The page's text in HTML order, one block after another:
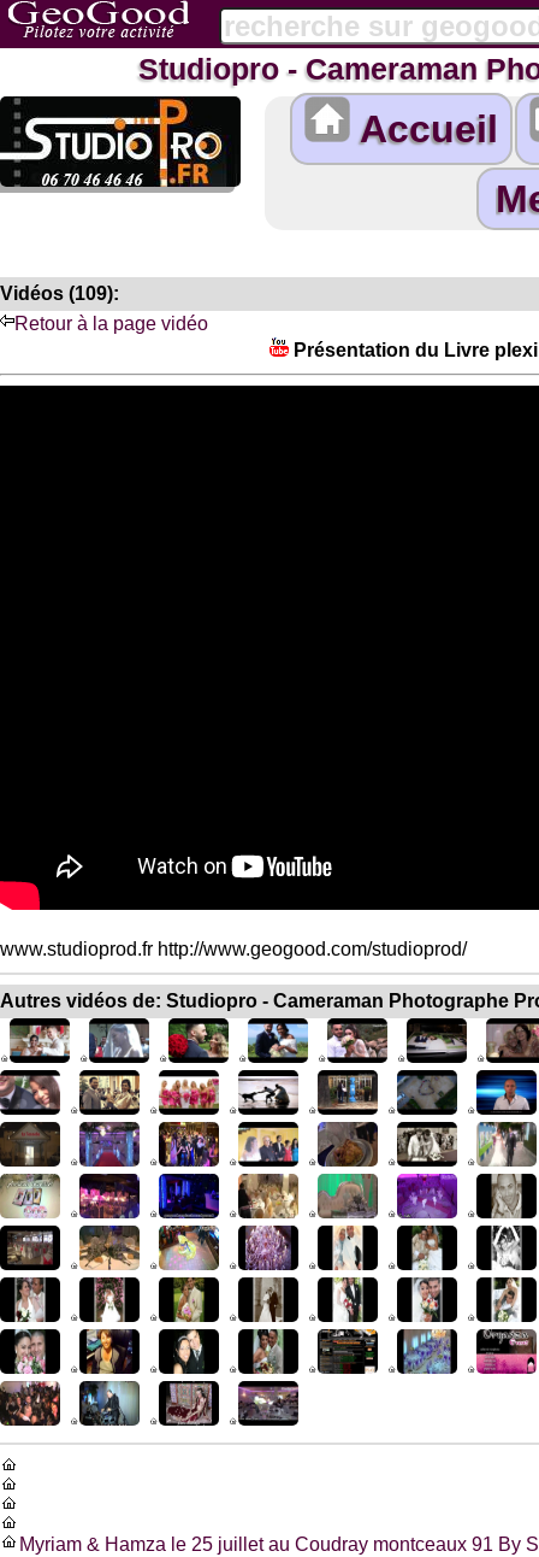
Studiopro - Cameraman
Accueil
Vidéos (109):
Retour à la page vidéo
Présentation du Livre
www.studioprod.fr http://www.geogood.com/studioprod/
Autres vidéos de: Studiopro - Cameraman Photographe
Myriam & Hamza le 25 juillet au Coudray montceaux 91 By